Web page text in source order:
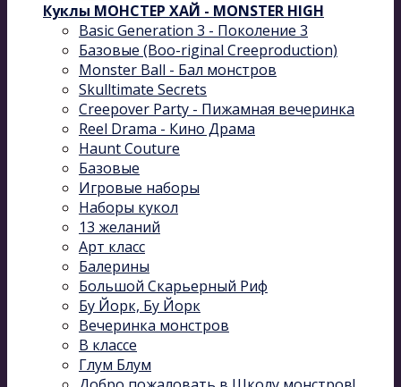
Куклы МОНСТЕР ХАЙ - MONSTER HIGH
Basic Generation 3 - Поколение 3
Базовые (Boo-riginal Creeproduction)
Monster Ball - Бал монстров
Skulltimate Secrets
Creepover Party - Пижамная вечеринка
Reel Drama - Кино Драма
Haunt Couture
Базовые
Игровые наборы
Наборы кукол
13 желаний
Арт класс
Балерины
Большой Скарьерный Риф
Бу Йорк, Бу Йорк
Вечеринка монстров
В классе
Глум Блум